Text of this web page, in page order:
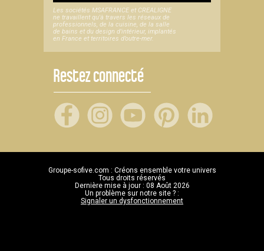
Les sociétés MSAFRANCE et CREALIGNE
ne travaillent qu'à travers les réseaux de
professionnels, de la cuisine, de la salle
de bains et du design d'intérieur, implantés
en France et territoires d’outre-mer.
Restez connecté
Groupe-sofive.com : Créons ensemble votre univers
Tous droits réservés
Dernière mise à jour : 08 Août 2026
Un problème sur notre site ? :
Signaler un dysfonctionnement